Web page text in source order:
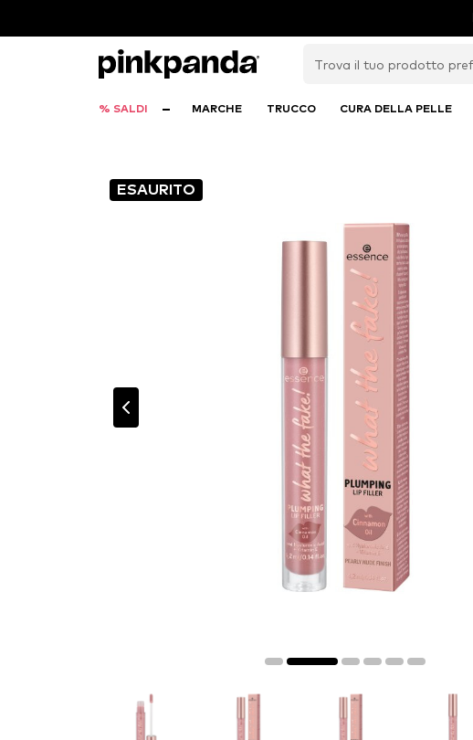
% SALDI MARCHE TRUCCO CURA DELLA PELLE
ESAURITO